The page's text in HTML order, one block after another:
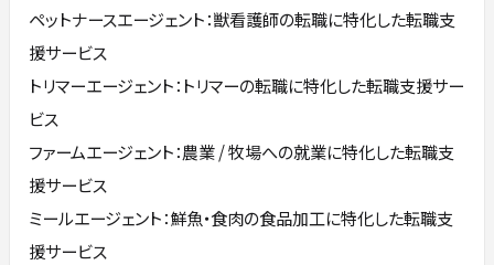
ペットナースエージェント：獣看護師の転職に特化した転職支
援サービス
トリマーエージェント：トリマーの転職に特化した転職支援サー
ビス
ファームエージェント：農業 / 牧場への就業に特化した転職支
援サービス
ミールエージェント：鮮魚・食肉の食品加工に特化した転職支
援サービス